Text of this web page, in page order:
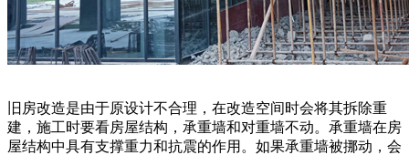
旧房改造是由于原设计不合理，在改造空间时会将其拆除重
建，施工时要看房屋结构，承重墙和对重墙不动。承重墙在房
屋结构中具有支撑重力和抗震的作用。如果承重墙被挪动，会